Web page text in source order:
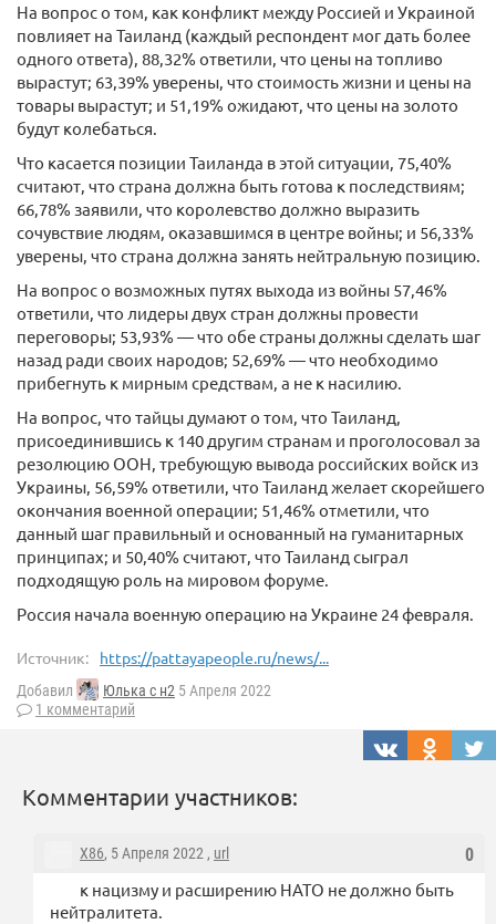
На вопрос о том, как конфликт между Россией и Украиной
повлияет на Таиланд (каждый респондент мог дать более
одного ответа), 88,32% ответили, что цены на топливо
вырастут; 63,39% уверены, что стоимость жизни и цены на
товары вырастут; и 51,19% ожидают, что цены на золото
будут колебаться.
Что касается позиции Таиланда в этой ситуации, 75,40%
считают, что страна должна быть готова к последствиям;
66,78% заявили, что королевство должно выразить
сочувствие людям, оказавшимся в центре войны; и 56,33%
уверены, что страна должна занять нейтральную позицию.
На вопрос о возможных путях выхода из войны 57,46%
ответили, что лидеры двух стран должны провести
переговоры; 53,93% — что обе страны должны сделать шаг
назад ради своих народов; 52,69% — что необходимо
прибегнуть к мирным средствам, а не к насилию.
На вопрос, что тайцы думают о том, что Таиланд,
присоединившись к 140 другим странам и проголосовал за
резолюцию ООН, требующую вывода российских войск из
Украины, 56,59% ответили, что Таиланд желает скорейшего
окончания военной операции; 51,46% отметили, что
данный шаг правильный и основанный на гуманитарных
принципах; и 50,40% считают, что Таиланд сыграл
подходящую роль на мировом форуме.
Россия начала военную операцию на Украине 24 февраля.
Источник: https://pattayapeople.ru/news/...
Добавил Юлька с н2 5 Апреля 2022
1 комментарий
Комментарии участников:
0
X86, 5 Апреля 2022 , url
к нацизму и расширению НАТО не должно быть
нейтралитета.